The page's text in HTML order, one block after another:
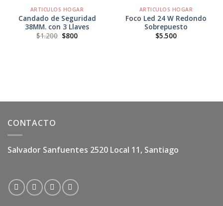
ARTICULOS HOGAR
Candado de Seguridad
38MM. con 3 Llaves
$1.200 El
precio
$800El
ARTICULOS HOGAR
Foco Led 24 W Redondo
Sobrepuesto
$5.500
CONTACTO
Salvador Sanfuentes 2520 Local 11, Santiago